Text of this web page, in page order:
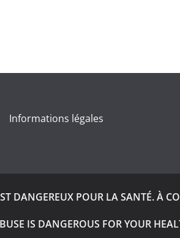
Informations légales
DANGEREUX POUR LA SANTÉ. À
IS DANGEROUS FOR YOUR